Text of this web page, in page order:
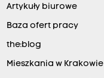
Artykuły biurowe
Baza ofert pracy
the:blog
Mieszkania w Krakowie